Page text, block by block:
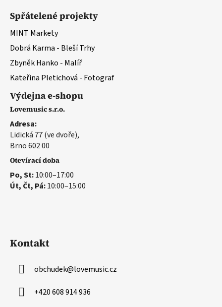
Spřátelené projekty
MINT Markety
Dobrá Karma - Bleší Trhy
Zbyněk Hanko - Malíř
Kateřina Pletichová - Fotograf
Výdejna e-shopu
Lovemusic s.r.o.
Adresa:
Lidická 77 (ve dvoře),
Brno 602 00
Otevírací doba
Po, St:10:00–17:00
Út, Čt, Pá:10:00–15:00
Kontakt
obchudek@lovemusic.cz
+420 608 914 936